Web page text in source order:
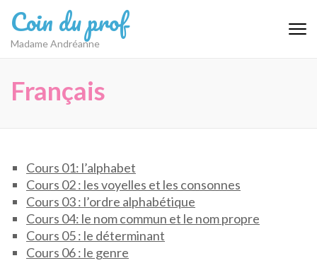
au
contenu
Coin du prof
Madame Andréanne
Français
Cours 01: l’alphabet
Cours 02 : les voyelles et les consonnes
Cours 03 : l’ordre alphabétique
Cours 04: le nom commun et le nom propre
Cours 05 : le déterminant
Cours 06 : le genre